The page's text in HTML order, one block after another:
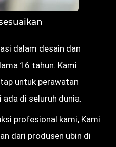
dalam desain dan
16 tahun. Kami
untuk perawatan
ada di seluruh dunia.
profesional kami, Kami
dari produsen ubin di